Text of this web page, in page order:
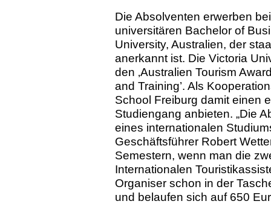
Die Absolventen erwerben
universitären Bachelor of
University, Australien, der
anerkannt ist. Die Victoria
den ‚Australien Tourism
and Training’. Als
School Freiburg damit einen
Studiengang anbieten. „Die
eines internationalen
Geschäftsführer Robert
Semestern, wenn man die
Internationalen
Organiser schon in der
und belaufen sich auf 650